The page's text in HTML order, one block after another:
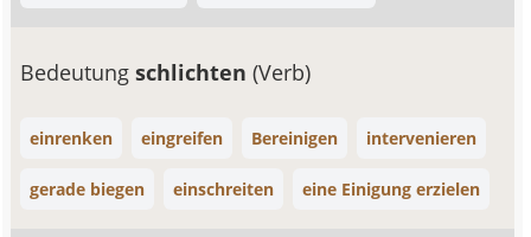
Bedeutungschlichten(Verb)
einrenken eingreifen Bereinigen intervenieren
gerade biegen einschreiten eine Einigung erzielen